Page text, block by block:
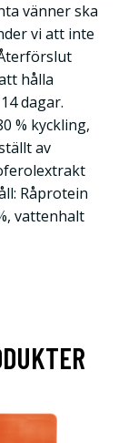
vänner ska
vi att inte
hålla
dagar.
% kyckling,
av
Råprotein
vattenhalt